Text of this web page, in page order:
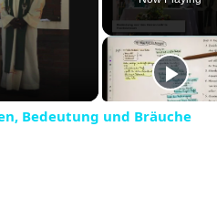
Bedeutung und Bräuche